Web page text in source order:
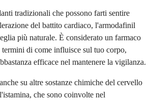
tradizionali che possono farti sentire
del battito cardiaco, l'armodafinil
più naturale. È considerato un farmaco
di come influisce sul tuo corpo,
efficace nel mantenere la vigilanza.
su altre sostanze chimiche del cervello
che sono coinvolte nel